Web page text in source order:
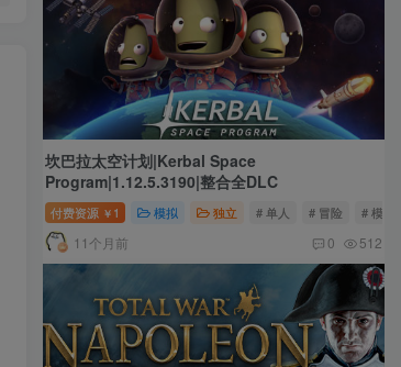
坎巴拉太空计划|Kerbal Space
Program|1.12.5.3190|整合全DLC
付费资源 ￥ 1 模拟 独立 # 单人 # 冒险 # 模拟
11个月前 0 512